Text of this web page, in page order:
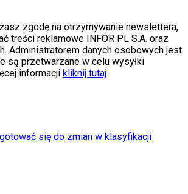
zgodę na otrzymywanie newslettera,
treści reklamowe INFOR PL S.A. oraz
Administratorem danych osobowych jest
są przetwarzane w celu wysyłki
informacji kliknij tutaj
się do zmian w klasyfikacji